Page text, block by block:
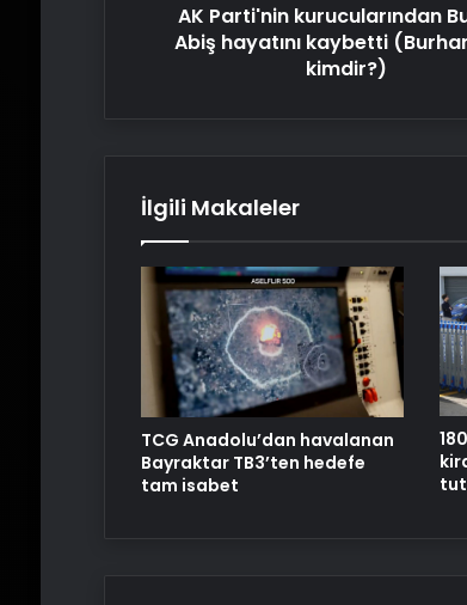
kimdir?)AK Parti'nin kurucularından
Abiş hayatını kaybetti
kimdir?)
İlgili Makaleler
TCG Anadolu’dan havalanan
Bayraktar TB3’ten hedefe
tam isabet